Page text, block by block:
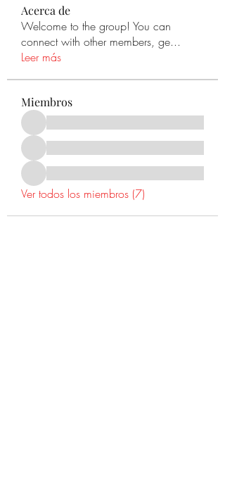
Acerca de
Welcome to the group! You can
connect with other members, ge...
Leer más
Miembros
Ver todos los miembros (7)